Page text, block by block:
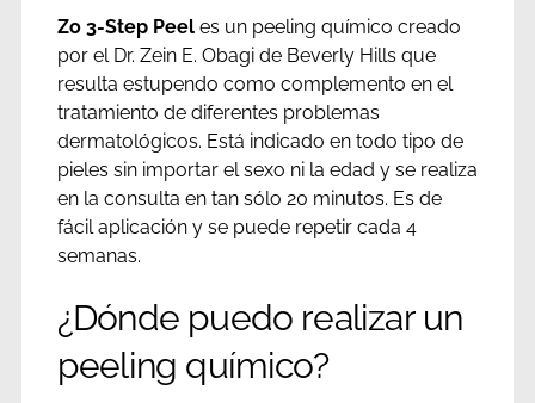
Zo 3-Step Peeles un peeling químico creado
por el Dr. Zein E. Obagi de Beverly Hills que
resulta estupendo como complemento en el
tratamiento de diferentes problemas
dermatológicos. Está indicado en todo tipo de
pieles sin importar el sexo ni la edad y se realiza
en la consulta en tan sólo 20 minutos. Es de
fácil aplicación y se puede repetir cada 4
semanas.
¿Dónde puedo realizar un
peeling químico?